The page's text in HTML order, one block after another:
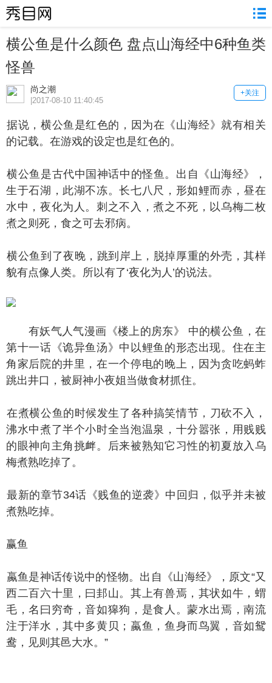
横公鱼是什么颜色 盘点山海经中6种鱼类
怪兽
尚之潮 +关注
|2017-08-10 11:40:45
，横公鱼是红色的，因为在《山海经》就有相关
的记载。在游戏的设定也是红色的。
鱼是古代中国神话中的怪鱼。出自《山海经》，
生于石湖，此湖不冻。长七八尺，形如鲤而赤，昼在
水中，夜化为人。刺之不入，煮之不死，以乌梅二枚
煮之则死，食之可去邪病。
鱼到了夜晚，跳到岸上，脱掉厚重的外壳，其样
貌有点像人类。所以有了‘夜化为人’的说法。
有妖气人气漫画《楼上的房东》 中的横公鱼，在
第十一话《诡异鱼汤》中以鲤鱼的形态出现。住在主
角家后院的井里，在一个停电的晚上，因为贪吃蚂蚱
跳出井口，被厨神小夜姐当做食材抓住。
横公鱼的时候发生了各种搞笑情节，刀砍不入，
沸水中煮了半个小时全当泡温泉，十分嚣张，用贱贱
的眼神向主角挑衅。后来被熟知它习性的初夏放入乌
梅煮熟吃掉了。
的章节34话《贱鱼的逆袭》中回归，似乎并未被
煮熟吃掉。
鱼
是神话传说中的怪物。出自《山海经》，原文“又
西二百六十里，曰邽山。其上有兽焉，其状如牛，蝟
毛，名曰穷奇，音如獆狗，是食人。蒙水出焉，南流
注于洋水，其中多黄贝；蠃鱼，鱼身而鸟翼，音如鸳
鸯，见则其邑大水。”